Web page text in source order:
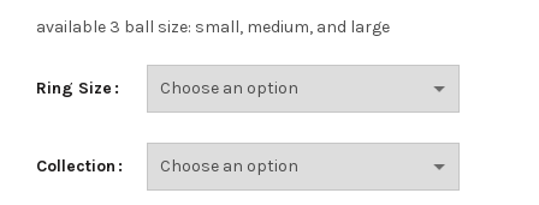
available 3 ball size: small, medium, and large
Ring Size
Collection